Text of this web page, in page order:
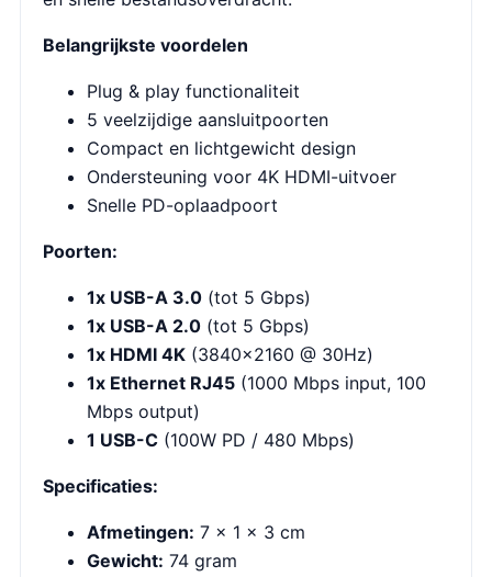
Belangrijkste voordelen
Plug & play functionaliteit
5 veelzijdige aansluitpoorten
Compact en lichtgewicht design
Ondersteuning voor 4K HDMI-uitvoer
Snelle PD-oplaadpoort
Poorten:
1x USB-A 3.0 (tot 5 Gbps)
1x USB-A 2.0 (tot 5 Gbps)
1x HDMI 4K (3840×2160 @ 30Hz)
1x Ethernet RJ45 (1000 Mbps input, 100
Mbps output)
1 USB-C (100W PD / 480 Mbps)
Specificaties:
Afmetingen: 7 x 1 x 3 cm
Gewicht: 74 gram